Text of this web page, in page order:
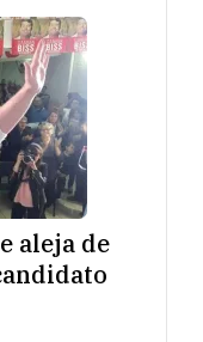
aleja de